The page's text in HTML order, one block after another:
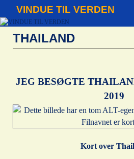
VINDUE TIL VERDEN
THAILAND
JEG BESØGTE
2019
Kort over